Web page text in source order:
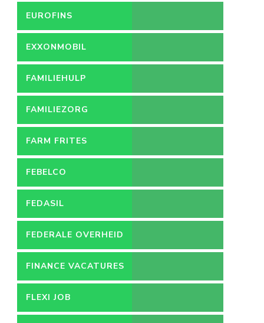
EUROFINS
EXXONMOBIL
FAMILIEHULP
FAMILIEZORG
FARM FRITES
FEBELCO
FEDASIL
FEDERALE OVERHEID
FINANCE VACATURES
FLEXI JOB